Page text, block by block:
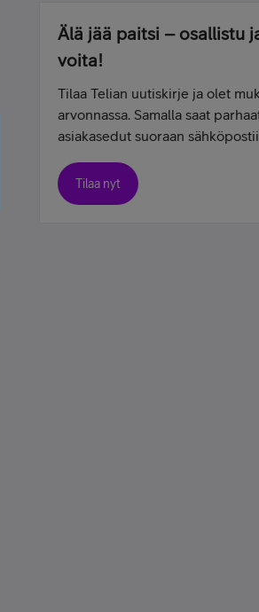
Älä jää paitsi – osallistu
voita!
Tilaa Telian uutiskirje ja olet
arvonnassa. Samalla saat
asiakasedut suoraan
Tilaa nyt